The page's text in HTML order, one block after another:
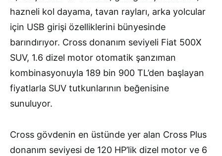
hazneli kol dayama, tavan rayları, arka yolcular
için USB girişi özelliklerini bünyesinde
barındırıyor. Cross donanım seviyeli Fiat 500X
SUV, 1.6 dizel motor otomatik şanzıman
kombinasyonuyla 189 bin 900 TL’den başlayan
fiyatlarla SUV tutkunlarının beğenisine
sunuluyor.
Cross gövdenin en üstünde yer alan Cross Plus
donanım seviyesi de 120 HP’lik dizel motor ve 6